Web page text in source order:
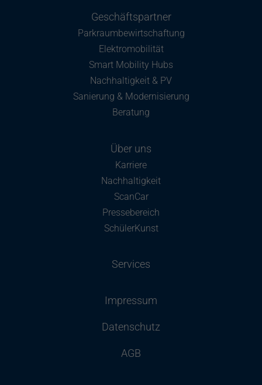
Geschäftspartner
Parkraumbewirtschaftung
Elektromobilität
Smart Mobility Hubs
Nachhaltigkeit & PV
Sanierung & Modernisierung
Beratung
Über uns
Karriere
Nachhaltigkeit
ScanCar
Pressebereich
SchülerKunst
Services
Impressum
Datenschutz
AGB